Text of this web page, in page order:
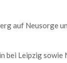
auf Neusorge
Leipzig sowie